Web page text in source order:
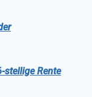
stellige Rente